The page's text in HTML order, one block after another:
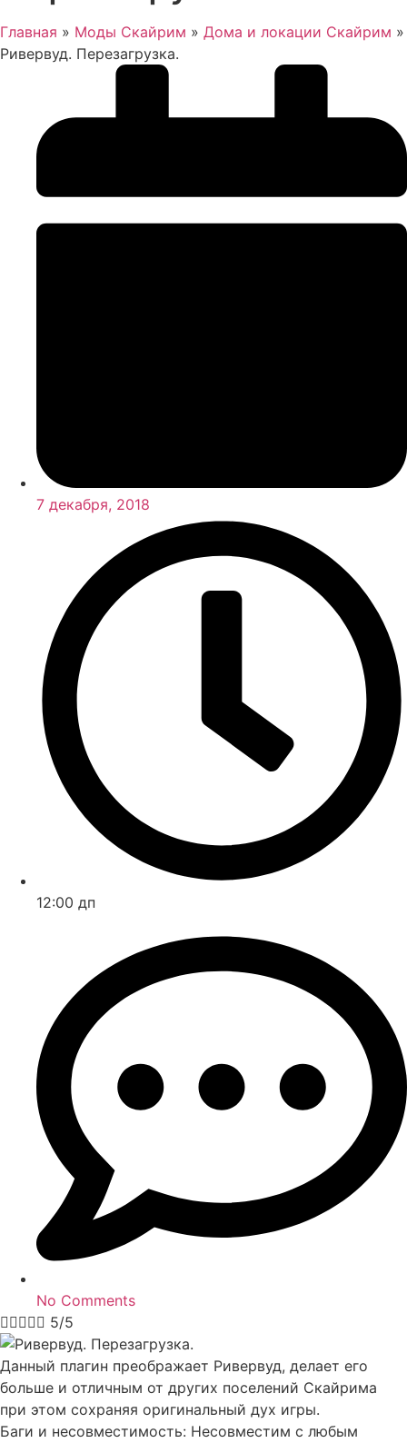
Главная » Моды Скайрим » Дома и локации Скайрим »
Ривервуд. Перезагрузка.
7 декабря, 2018
12:00 дп
No Comments
 5/5
Данный плагин преображает Ривервуд, делает его
больше и отличным от других поселений Скайрима
при этом сохраняя оригинальный дух игры.
Баги и несовместимость: Несовместим с любым